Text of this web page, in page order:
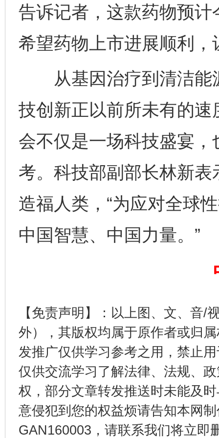
告诉记者，这款药物预
希望药物上市进展顺利
从基因治疗到清洁能
技创新正以前所未有的
会不仅是一场科技盛宴
考。科技部副部长林新
造福人类，“为应对全球
中国智慧、中国力量。”
【免责声明】：以上图、文、音/
外），其版权均属于原作者或归
发推广仅供学习参考之用，禁止
仅供交流学习了解法律、法规、
权，部分文章转发推送时未能及
意侵犯到您的权益烦请告知本网
GAN160003，请联系我们将立即
完善运行机制助力责任有效落实 一纸欠
千年窑火 生生不息